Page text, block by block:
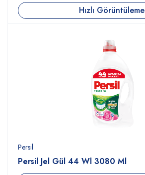
Hızlı Görüntüleme
Persil
Persil Jel Gül 44 Wl 3080 Ml